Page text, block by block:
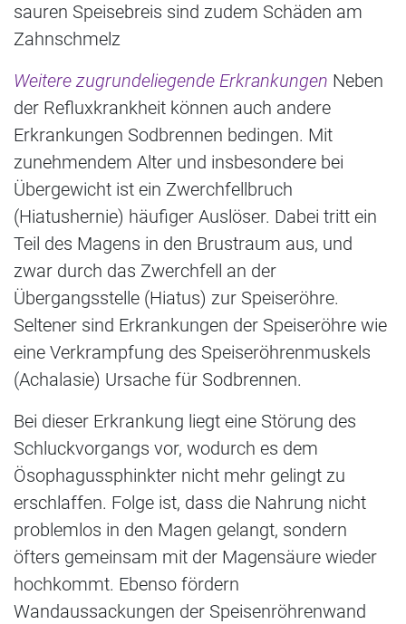
sauren Speisebreis sind zudem Schäden am
Zahnschmelz
Weitere zugrundeliegende Erkrankungen Neben
der Refluxkrankheit können auch andere
Erkrankungen Sodbrennen bedingen. Mit
zunehmendem Alter und insbesondere bei
Übergewicht ist ein Zwerchfellbruch
(Hiatushernie) häufiger Auslöser. Dabei tritt ein
Teil des Magens in den Brustraum aus, und
zwar durch das Zwerchfell an der
Übergangsstelle (Hiatus) zur Speiseröhre.
Seltener sind Erkrankungen der Speiseröhre wie
eine Verkrampfung des Speiseröhrenmuskels
(Achalasie) Ursache für Sodbrennen.
Bei dieser Erkrankung liegt eine Störung des
Schluckvorgangs vor, wodurch es dem
Ösophagussphinkter nicht mehr gelingt zu
erschlaffen. Folge ist, dass die Nahrung nicht
problemlos in den Magen gelangt, sondern
öfters gemeinsam mit der Magensäure wieder
hochkommt. Ebenso fördern
Wandaussackungen der Speisenröhrenwand